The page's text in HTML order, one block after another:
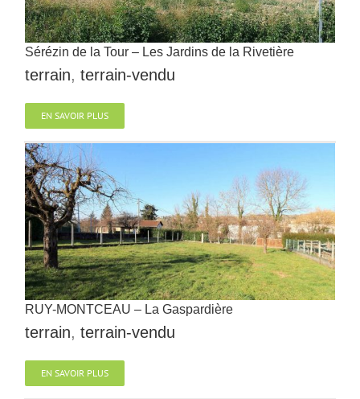
Sérézin de la Tour – Les Jardins de la Rivetière
terrain, terrain-vendu
EN SAVOIR PLUS
RUY-MONTCEAU – La Gaspardière
terrain, terrain-vendu
EN SAVOIR PLUS